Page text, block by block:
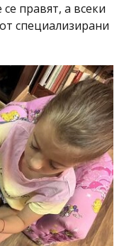
правят, а всеки
специализирани